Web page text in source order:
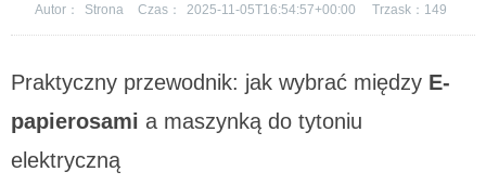
Autor： Strona Czas： 2025-11-05T16:54:57+00:00 Trzask： 149
Praktyczny przewodnik: jak wybrać między E-
papierosami a maszynką do tytoniu
elektryczną